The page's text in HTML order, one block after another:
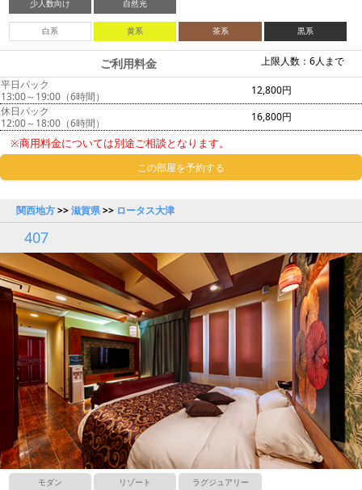
少人数向け 自然光
白系 黄系 茶系 黒系
上限人数：6人まで
ご利用料金
平日パック
13:00～19:00（6時間）
12,800円
休日パック
12:00～18:00（6時間）
16,800円
※商用料金については別途ご相談となります。
この部屋を予約する
関西地方>>滋賀県>> ロータス大津
407
モダン リゾート ラグジュアリー